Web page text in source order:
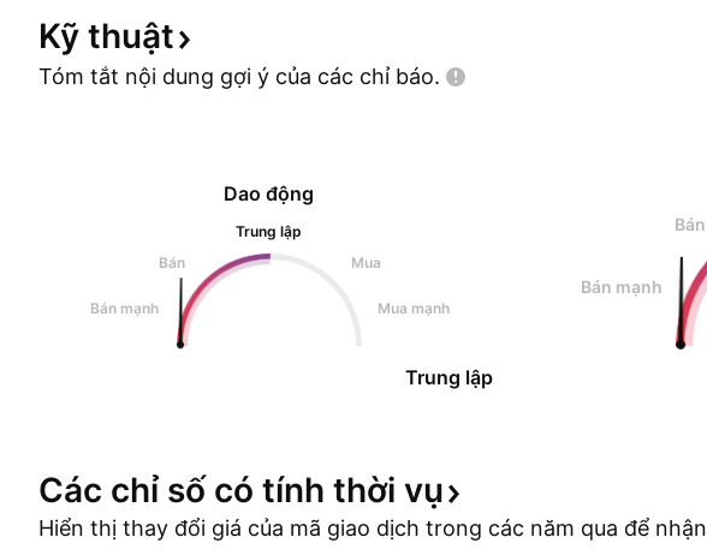
Kỹ thuật
Tóm tắt nội dung gợi ý của các chỉ báo.
Dao động
Trung lập
Bán
Mua
Bán mạnh Mua mạnh
Trung lập
Bán
Bán mạnh
Các chỉ số có tính thời vụ
Hiển thị thay đổi giá của mã giao dịch trong các năm qua để nhận